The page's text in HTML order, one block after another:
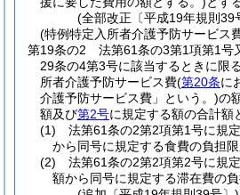
(全部改正〔平成19年規則39
(特例特定入所者介護予防サービス
第19条の2
法第61条の3第1項第1号
29条の4第3号に該当するときに限
所者介護予防サービス費(第20条に
介護予防サービス費」という。)の
額及び第2号に規定する額の合計額
(1)
法第61条の2第2項第1号に規
から同号に規定する食費の負担
(2)
法第61条の2第2項第2号に規
額から同号に規定する滞在費の